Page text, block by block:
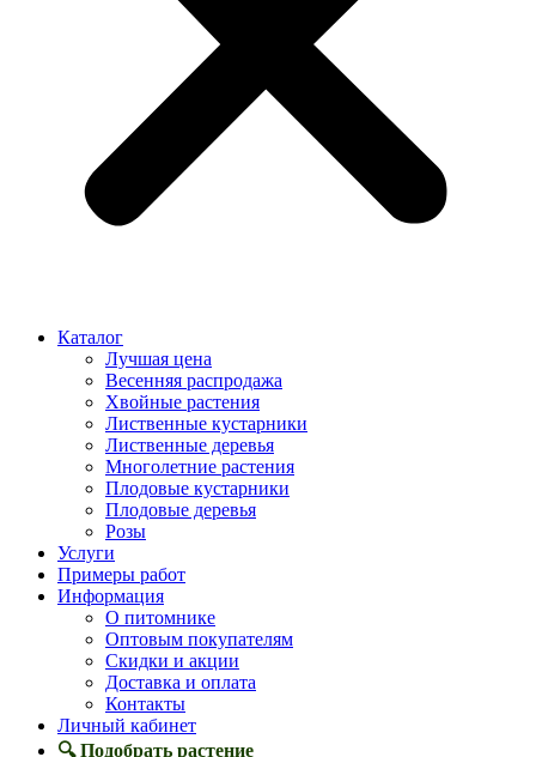
Каталог
Лучшая цена
Весенняя распродажа
Хвойные растения
Лиственные кустарники
Лиственные деревья
Многолетние растения
Плодовые кустарники
Плодовые деревья
Розы
Услуги
Примеры работ
Информация
О питомнике
Оптовым покупателям
Скидки и акции
Доставка и оплата
Контакты
Личный кабинет
🔍 Подобрать растение